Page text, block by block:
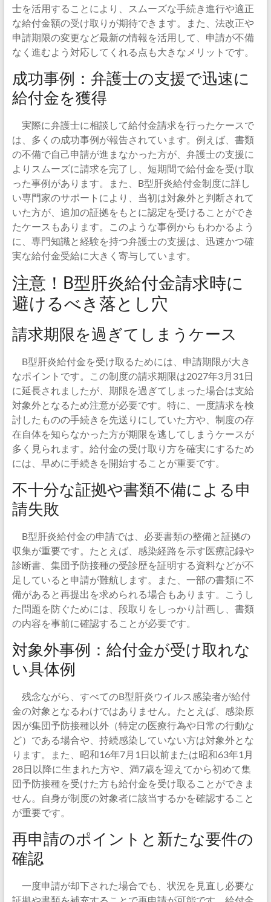
士を活用することにより、スムーズな手続き進行や適正
な給付金額の受け取りが期待できます。また、法改正や
申請期限の変更など最新の情報を活用して、申請が不備
なく進むよう対応してくれる点も大きなメリットです。
成功事例：弁護士の支援で迅速に
給付金を獲得
実際に弁護士に相談して給付金請求を行ったケースで
は、多くの成功事例が報告されています。例えば、書類
の不備で自己申請が進まなかった方が、弁護士の支援に
よりスムーズに請求を完了し、短期間で給付金を受け取
った事例があります。また、B型肝炎給付金制度に詳し
い専門家のサポートにより、当初は対象外と判断されて
いた方が、追加の証拠をもとに認定を受けることができ
たケースもあります。このような事例からもわかるよう
に、専門知識と経験を持つ弁護士の支援は、迅速かつ確
実な給付金受給に大きく寄与しています。
注意！B型肝炎給付金請求時に
避けるべき落とし穴
請求期限を過ぎてしまうケース
B型肝炎給付金を受け取るためには、申請期限が大き
なポイントです。この制度の請求期限は2027年3月31日
に延長されましたが、期限を過ぎてしまった場合は支給
対象外となるため注意が必要です。特に、一度請求を検
討したものの手続きを先送りにしていた方や、制度の存
在自体を知らなかった方が期限を逃してしまうケースが
多く見られます。給付金の受け取り方を確実にするため
には、早めに手続きを開始することが重要です。
不十分な証拠や書類不備による申
請失敗
B型肝炎給付金の申請では、必要書類の整備と証拠の
収集が重要です。たとえば、感染経路を示す医療記録や
診断書、集団予防接種の受診歴を証明する資料などが不
足していると申請が難航します。また、一部の書類に不
備があると再提出を求められる場合もあります。こうし
た問題を防ぐためには、段取りをしっかり計画し、書類
の内容を事前に確認することが必要です。
対象外事例：給付金が受け取れな
い具体例
残念ながら、すべてのB型肝炎ウイルス感染者が給付
金の対象となるわけではありません。たとえば、感染原
因が集団予防接種以外（特定の医療行為や日常の行動な
ど）である場合や、持続感染していない方は対象外とな
ります。また、昭和16年7月1日以前または昭和63年1月
28日以降に生まれた方や、満7歳を迎えてから初めて集
団予防接種を受けた方も給付金を受け取ることができま
せん。自身が制度の対象者に該当するかを確認すること
が重要です。
再申請のポイントと新たな要件の
確認
一度申請が却下された場合でも、状況を見直し必要な